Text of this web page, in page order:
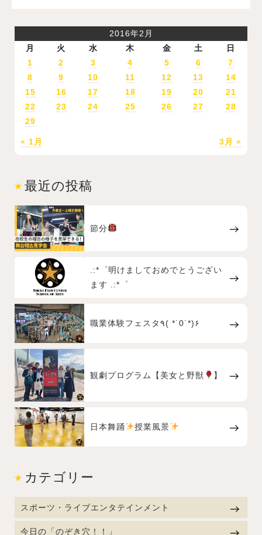
2016年2月
月
火 水 木 金 土 日
« 1月 3月 »
1 2 3 4 5 6
7
8
9 10 11 12 13
14
15
16 17 18 19 20
21
22
23 24 25 26 27
28
29
最近の投稿
節分
.:*゜明けましておめでとうござい
ます .:*゜
職業体験フェスタ٩( *˙0˙*)۶
観劇プログラム【美女と野獣 】
日本舞踊 授業風景
カテゴリー
スポーツ・ライブエンタテインメント
今日の「のぞき穴！！」